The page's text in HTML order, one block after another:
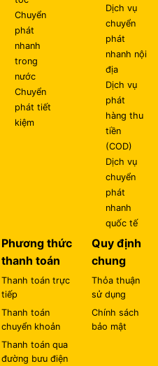
Chuyển
phát
nhanh
trong
nước
Chuyển
phát tiết
kiệm
Dịch vụ
chuyển
phát
nhanh nội
địa
Dịch vụ
phát
hàng thu
tiền
(COD)
Dịch vụ
chuyển
phát
nhanh
quốc tế
Phương thức
thanh toán
Thanh toán trực
tiếp
Thanh toán
chuyển khoản
Thanh toán qua
đường bưu điện
Quy định
chung
Thỏa thuận
sử dụng
Chính sách
bảo mật